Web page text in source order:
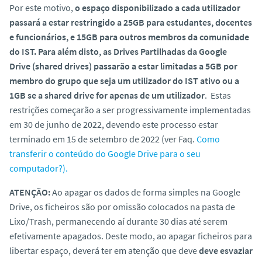
Por este motivo, o espaço disponibilizado a cada utilizador
passará a estar restringido a 25GB para estudantes, docentes
e funcionários, e 15GB para outros membros da comunidade
do IST. Para além disto, as Drives Partilhadas da Google
Drive (shared drives) passarão a estar limitadas a 5GB por
membro do grupo que seja um utilizador do IST ativo ou a
1GB se a shared drive for apenas de um utilizador. Estas
restrições começarão a ser progressivamente implementadas
em 30 de junho de 2022, devendo este processo estar
terminado em 15 de setembro de 2022 (ver Faq. Como
transferir o conteúdo do Google Drive para o seu
computador?).
ATENÇÃO:Ao apagar os dados de forma simples na Google
Drive, os ficheiros são por omissão colocados na pasta de
Lixo/Trash, permanecendo aí durante 30 dias até serem
efetivamente apagados. Deste modo, ao apagar ficheiros para
libertar espaço, deverá ter em atenção que devedeve esvaziar